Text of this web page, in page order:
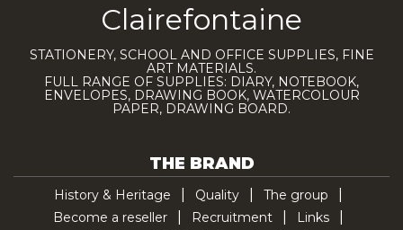
Clairefontaine
STATIONERY, SCHOOL AND OFFICE SUPPLIES, FINE
ART MATERIALS.
FULL RANGE OF SUPPLIES: DIARY, NOTEBOOK,
ENVELOPES, DRAWING BOOK, WATERCOLOUR
PAPER, DRAWING BOARD.
THE BRAND
History & Heritage Quality
The group
Become a reseller
Recruitment
Links